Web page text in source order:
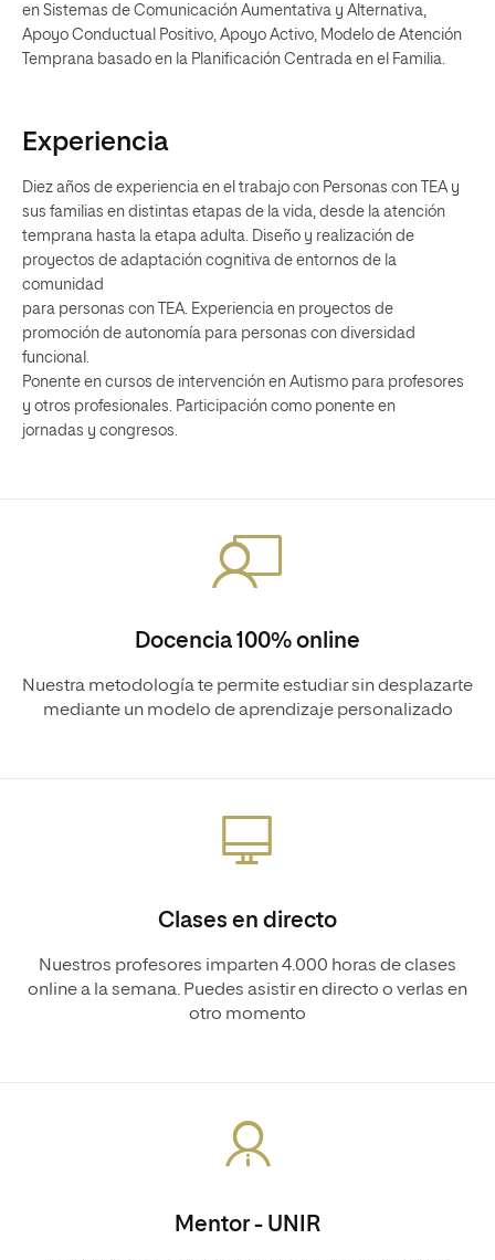
en Sistemas de Comunicación Aumentativa y Alternativa,
Apoyo Conductual Positivo, Apoyo Activo, Modelo de Atención
Temprana basado en la Planificación Centrada en el Familia.
Experiencia
Diez años de experiencia en el trabajo con Personas con TEA y
sus familias en distintas etapas de la vida, desde la atención
temprana hasta la etapa adulta. Diseño y realización de
proyectos de adaptación cognitiva de entornos de la
comunidad
para personas con TEA. Experiencia en proyectos de
promoción de autonomía para personas con diversidad
funcional.
Ponente en cursos de intervención en Autismo para profesores
y otros profesionales. Participación como ponente en
jornadas y congresos.
Docencia 100% online
Nuestra metodología te permite estudiar sin desplazarte
mediante un modelo de aprendizaje personalizado
Clases en directo
Nuestros profesores imparten 4.000 horas de clases
online a la semana. Puedes asistir en directo o verlas en
otro momento
Mentor - UNIR